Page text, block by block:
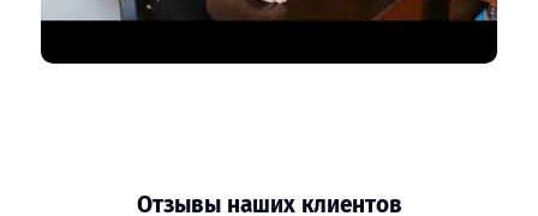
Отзывы наших клиентов